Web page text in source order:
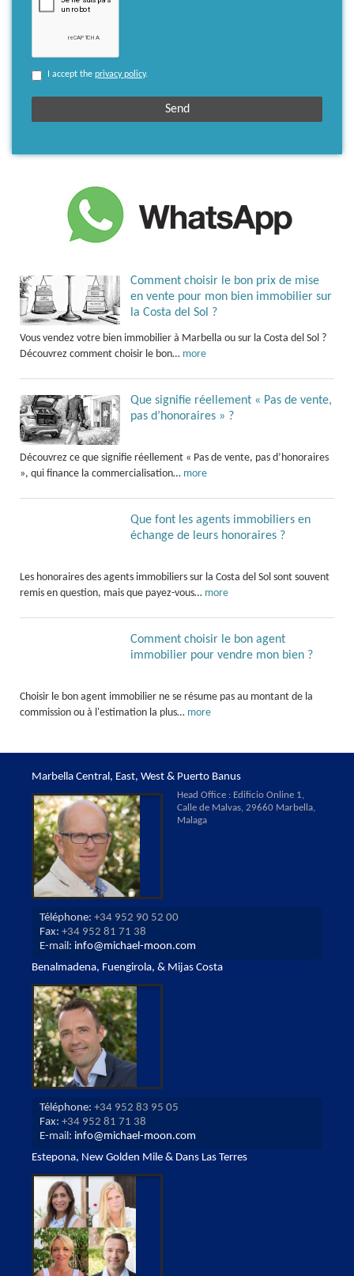
I accept the privacy policy.
Comment choisir le bon prix de mise
en vente pour mon bien immobilier sur
la Costa del Sol ?
Vous vendez votre bien immobilier à Marbella ou sur la Costa del Sol ?
Découvrez comment choisir le bon… more
Que signifie réellement « Pas de vente,
pas d’honoraires » ?
Découvrez ce que signifie réellement « Pas de vente, pas d’honoraires
», qui finance la commercialisation… more
Que font les agents immobiliers en
échange de leurs honoraires ?
Les honoraires des agents immobiliers sur la Costa del Sol sont souvent
remis en question, mais que payez-vous… more
Comment choisir le bon agent
immobilier pour vendre mon bien ?
Choisir le bon agent immobilier ne se résume pas au montant de la
commission ou à l'estimation la plus… more
Marbella Central, East, West & Puerto Banus
Head Office : Edificio Online 1,
Calle de Malvas, 29660 Marbella,
Malaga
Téléphone: +34 952 90 52 00
Fax: +34 952 81 71 38
E-mail: info@michael-moon.com
Benalmadena, Fuengirola, & Mijas Costa
Téléphone: +34 952 83 95 05
Fax: +34 952 81 71 38
E-mail: info@michael-moon.com
Estepona, New Golden Mile & Dans Las Terres